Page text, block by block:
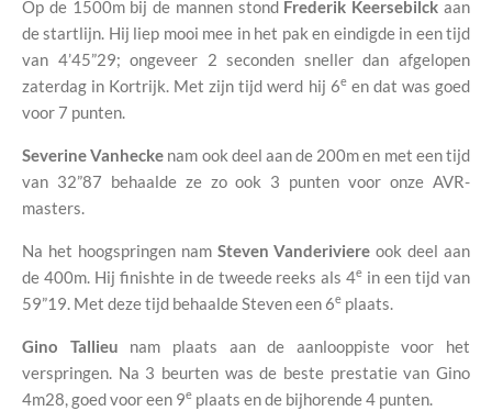
Op de 1500m bij de mannen stond Frederik Keersebilck aan
de startlijn. Hij liep mooi mee in het pak en eindigde in een tijd
van 4’45”29; ongeveer 2 seconden sneller dan afgelopen
zaterdag in Kortrijk. Met zijn tijd werd hij 6een dat was goed
voor 7 punten.
Severine Vanhecke nam ook deel aan de 200m en met een tijd
van 32”87 behaalde ze zo ook 3 punten voor onze AVR-
masters.
Na het hoogspringen nam Steven Vanderiviere ook deel aan
de 400m. Hij finishte in de tweede reeks als 4e in een tijd van
59”19. Met deze tijd behaalde Steven een 6e plaats.
Gino Tallieu nam plaats aan de aanlooppiste voor het
verspringen. Na 3 beurten was de beste prestatie van Gino
4m28, goed voor een 9e plaats en de bijhorende 4 punten.